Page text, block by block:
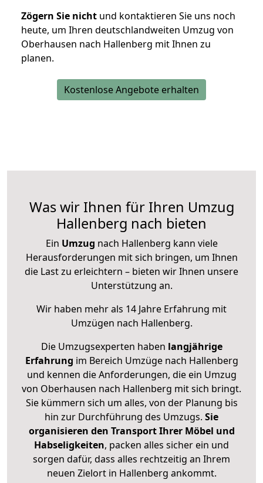
Zögern Sie nicht und kontaktieren Sie uns noch
heute, um Ihren deutschlandweiten Umzug von
Oberhausen nach Hallenberg mit Ihnen zu
planen.
Kostenlose Angebote erhalten
Was wir Ihnen für Ihren Umzug
Hallenberg nach bieten
Ein Umzug nach Hallenberg kann viele
Herausforderungen mit sich bringen, um Ihnen
die Last zu erleichtern – bieten wir Ihnen unsere
Unterstützung an.
Wir haben mehr als 14 Jahre Erfahrung mit
Umzügen nach Hallenberg.
Die Umzugsexperten haben langjährige
Erfahrung im Bereich Umzüge nach Hallenberg
und kennen die Anforderungen, die ein Umzug
von Oberhausen nach Hallenberg mit sich bringt.
Sie kümmern sich um alles, von der Planung bis
hin zur Durchführung des Umzugs. Sie
organisieren den Transport Ihrer Möbel und
Habseligkeiten, packen alles sicher ein und
sorgen dafür, dass alles rechtzeitig an Ihrem
neuen Zielort in Hallenberg ankommt.